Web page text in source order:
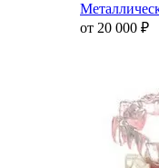
от 20 000 ₽